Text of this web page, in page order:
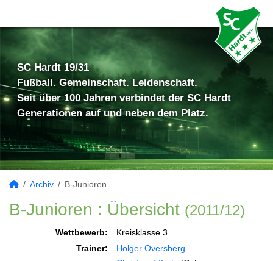
SC Hardt 19/31
Fußball. Gemeinschaft. Leidenschaft.
Seit über 100 Jahren verbindet der SC Hardt
Generationen auf und neben dem Platz.
Archiv B-Junioren
B-Junioren : Übersicht (2011/12)
Wettbewerb:
Kreisklasse 3
Trainer:
Holger Oversberg